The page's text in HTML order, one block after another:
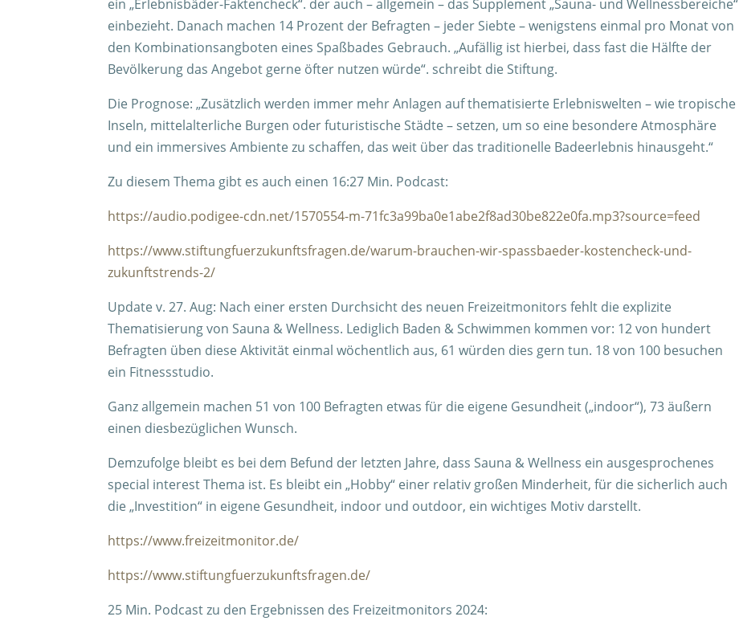
ein „Erlebnisbäder-Faktencheck“. der auch – allgemein – das Supplement „Sauna- und Wellnessbereiche“
einbezieht. Danach machen 14 Prozent der Befragten – jeder Siebte – wenigstens einmal pro Monat von
den Kombinationsangboten eines Spaßbades Gebrauch. „Aufällig ist hierbei, dass fast die Hälfte der
Bevölkerung das Angebot gerne öfter nutzen würde“. schreibt die Stiftung.
Die Prognose: „Zusätzlich werden immer mehr Anlagen auf thematisierte Erlebniswelten – wie tropische
Inseln, mittelalterliche Burgen oder futuristische Städte – setzen, um so eine besondere Atmosphäre
und ein immersives Ambiente zu schaffen, das weit über das traditionelle Badeerlebnis hinausgeht.“
Zu diesem Thema gibt es auch einen 16:27 Min. Podcast:
https://audio.podigee-cdn.net/1570554-m-71fc3a99ba0e1abe2f8ad30be822e0fa.mp3?source=feed
https://www.stiftungfuerzukunftsfragen.de/warum-brauchen-wir-spassbaeder-kostencheck-und-
zukunftstrends-2/
Update v. 27. Aug: Nach einer ersten Durchsicht des neuen Freizeitmonitors fehlt die explizite
Thematisierung von Sauna & Wellness. Lediglich Baden & Schwimmen kommen vor: 12 von hundert
Befragten üben diese Aktivität einmal wöchentlich aus, 61 würden dies gern tun. 18 von 100 besuchen
ein Fitnessstudio.
Ganz allgemein machen 51 von 100 Befragten etwas für die eigene Gesundheit („indoor“), 73 äußern
einen diesbezüglichen Wunsch.
Demzufolge bleibt es bei dem Befund der letzten Jahre, dass Sauna & Wellness ein ausgesprochenes
special interest Thema ist. Es bleibt ein „Hobby“ einer relativ großen Minderheit, für die sicherlich auch
die „Investition“ in eigene Gesundheit, indoor und outdoor, ein wichtiges Motiv darstellt.
https://www.freizeitmonitor.de/
https://www.stiftungfuerzukunftsfragen.de/
25 Min. Podcast zu den Ergebnissen des Freizeitmonitors 2024: